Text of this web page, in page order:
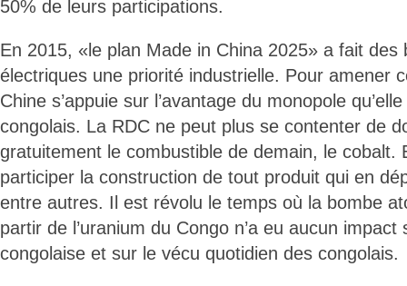
50% de leurs participations.
En 2015, «le plan Made in China 2025» a fait des
électriques une priorité industrielle. Pour amener
Chine s’appuie sur l’avantage du monopole
congolais. La RDC ne peut plus se contenter de
gratuitement le combustible de demain, le cobalt.
participer la construction de tout produit qui en
entre autres. Il est révolu le temps où la bombe
partir de l’uranium du Congo n’a eu aucun impact
congolaise et sur le vécu quotidien des congolais.